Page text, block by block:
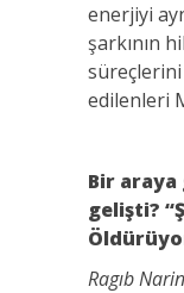
enerjiyi
şarkının
edilenleri
Bir araya
gelişti?
Ragıb